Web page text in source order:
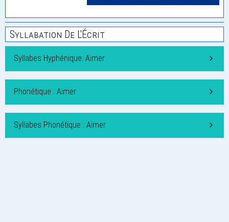
Syllabation De L'Écrit
Syllabes Hyphénique: Aimer
Phonétique : Aimer
Syllabes Phonétique : Aimer